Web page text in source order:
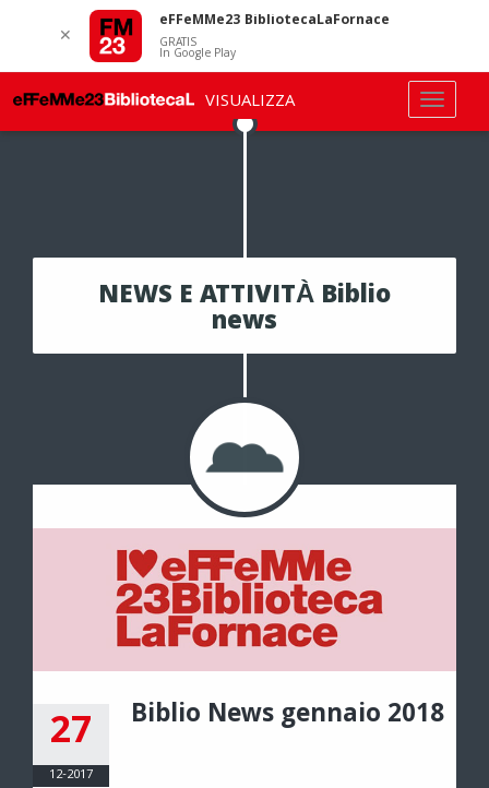
NEWS E ATTIVITÀ Biblio
news
27
12-2017
Biblio News gennaio 2018
✕
eFFeMMe23 BibliotecaLaFornace
GRATIS
In Google Play
VISUALIZZA